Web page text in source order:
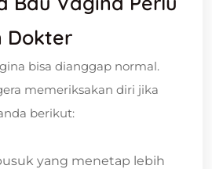
Dokter
bisa dianggap normal.
memeriksakan diri jika
berikut:
yang menetap lebih